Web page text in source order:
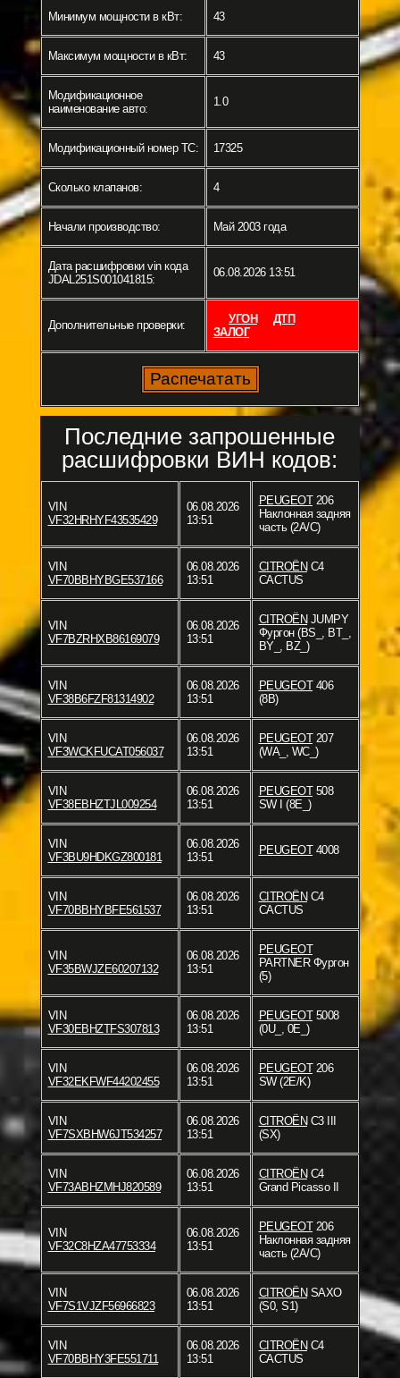
Минимум мощности в кВт: 43
Максимум мощности в кВт: 43
Модификационное
наименование авто:
1.0
Модификационный номер ТС: 17325
Сколько клапанов: 4
Начали производство: Май 2003 года
Дата расшифровки vin кода
JDAL251S001041815:
06.08.2026 13:51
Дополнительные проверки: УГОН
ДТП
ЗАЛОГ
Последние запрошенные
расшифровки ВИН кодов:
VIN
VF32HRHYF43535429
06.08.2026
13:51
PEUGEOT206
Наклонная задняя
часть (2A/C)
VIN
VF70BBHYBGE537166
06.08.2026
13:51
CITROËN C4
CACTUS
VIN
VF7BZRHXB86169079
06.08.2026
13:51
CITROËN JUMPY
Фургон (BS_, BT_,
BY_, BZ_)
VIN
VF38B6FZF81314902
06.08.2026
13:51
PEUGEOT406
(8B)
VIN
VF3WCKFUCAT056037
06.08.2026
13:51
PEUGEOT207
(WA_, WC_)
VIN
VF38EBHZTJL009254
06.08.2026
13:51
PEUGEOT508
SW I (8E_)
VIN
VF3BU9HDKGZ800181
06.08.2026
13:51
PEUGEOT4008
VIN
VF70BBHYBFE561537
06.08.2026
13:51
CITROËN C4
CACTUS
VIN
VF35BWJZE60207132
06.08.2026
13:51
PEUGEOT
PARTNER Фургон
(5)
VIN
VF30EBHZTFS307813
06.08.2026
13:51
PEUGEOT5008
(0U_, 0E_)
VIN
VF32EKFWF44202455
06.08.2026
13:51
PEUGEOT206
SW (2E/K)
VIN
VF7SXBHW6JT534257
06.08.2026
13:51
CITROËN C3 III
(SX)
VIN
VF73ABHZMHJ820589
06.08.2026
13:51
CITROËN C4
Grand Picasso II
VIN
VF32C8HZA47753334
06.08.2026
13:51
PEUGEOT206
Наклонная задняя
часть (2A/C)
VIN
VF7S1VJZF56966823
06.08.2026
13:51
CITROËN SAXO
(S0, S1)
VIN
VF70BBHY3FE551711
06.08.2026
13:51
CITROËN C4
CACTUS